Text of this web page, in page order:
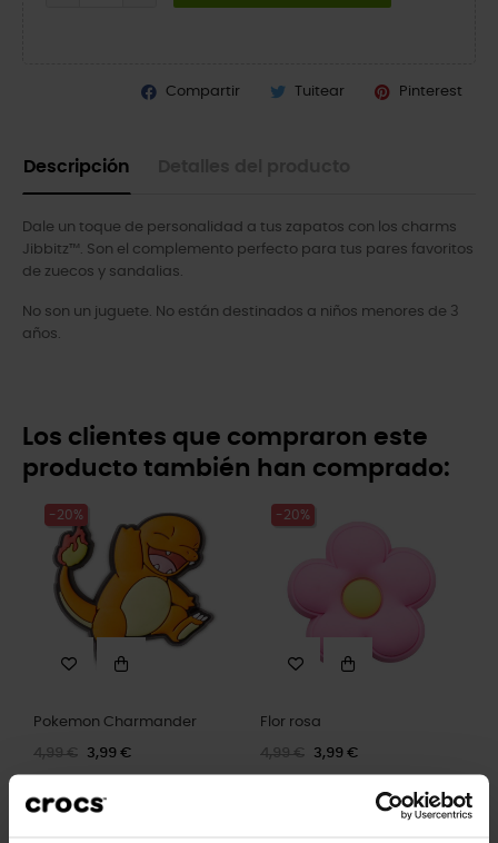
Compartir Tuitear Pinterest
Descripción
Dale un toque de personalidad a tus zapatos con los charms
Jibbitz™. Son el complemento perfecto para tus pares favoritos
de zuecos y sandalias.
No son un juguete. No están destinados a niños menores de 3
años.
Los clientes que compraron este
producto también han comprado:
-20%
Pokemon Charmander
4,99 € 3,99 €
-20%
Flor rosa
4,99 € 3,99 €